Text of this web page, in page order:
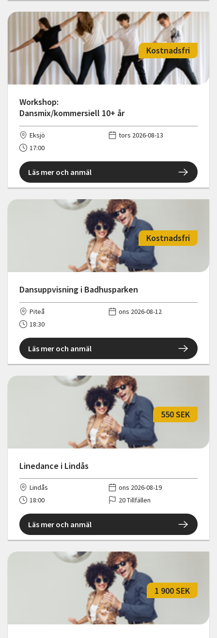
Workshop:
Dansmix/kommersiell 10+ år
Kostnadsfri
Eksjö
tors 2026-08-13
17:00
Läs mer och anmäl
Dansuppvisning i Badhusparken
Kostnadsfri
Piteå
ons 2026-08-12
18:30
Läs mer och anmäl
Linedance i Lindås
550 SEK
Lindås
ons 2026-08-19
18:00
20 Tillfällen
Läs mer och anmäl
1 900 SEK